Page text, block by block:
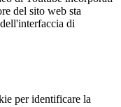
del sito web sta
di
per identificare la